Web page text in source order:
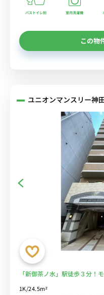
バストイレ別 室内洗濯機
この物
ユニオンマンスリー神
「新御茶ノ水」駅徒歩３分
1K/24.5m²